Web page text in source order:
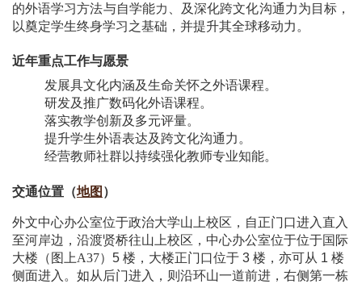
的外语学习方法与自学能力、及深化跨文化沟通力为目标，
以奠定学生终身学习之基础，并提升其全球移动力。
近年重点工作与愿景
发展具文化内涵及生命关怀之外语课程。
研发及推广数码化外语课程。
落实教学创新及多元评量。
提升学生外语表达及跨文化沟通力。
经营教师社群以持续强化教师专业知能。
交通位置（地图 ）
外文中心办公室位于政治大学山上校区，自正门口进入直入
至河岸边，沿渡贤桥往山上校区，中心办公室位于位于国际
大楼（图上A37） 5 楼，大楼正门口位于 3 楼，亦可从 1 楼
侧面进入。如从后门进入，则沿环山一道前进，右侧第一栋